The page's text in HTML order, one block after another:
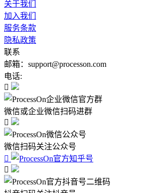
关于我们
加入我们
服务条款
隐私政策
联系
邮箱：support@processon.com
电话:

微信或企业微信扫码进群

微信扫码关注公众号

